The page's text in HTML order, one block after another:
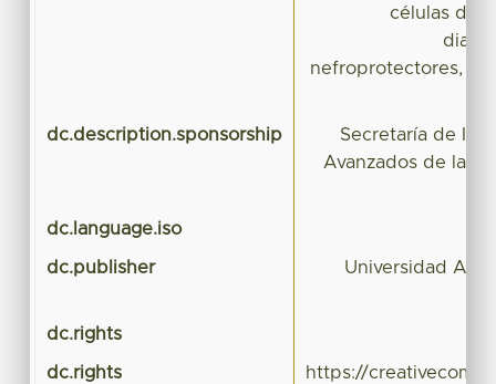
células de
nefroprotectores,
dc.description.sponsorship
Secretaría de
Avanzados de la
dc.language.iso
dc.publisher Universidad
dc.rights
dc.rights https://